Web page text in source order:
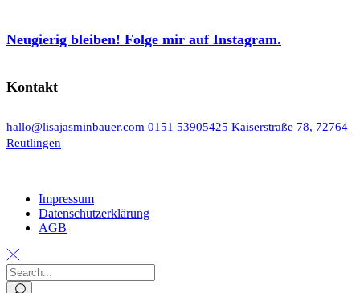
Neugierig bleiben! Folge mir auf Instagram.
Kontakt
hallo@lisajasminbauer.com 0151 53905425 Kaiserstraße 78, 72764
Reutlingen
Impressum
Datenschutzerklärung
AGB